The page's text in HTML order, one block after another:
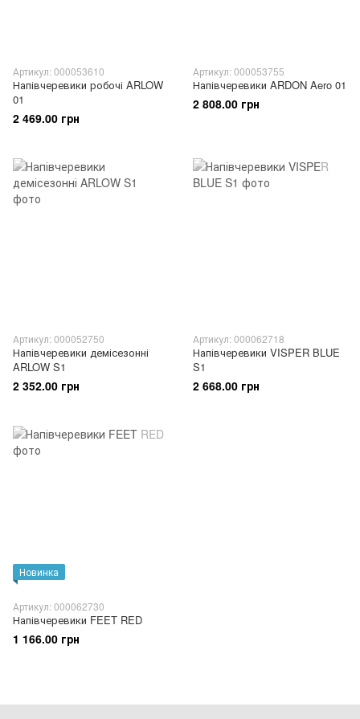
Артикул: 000053610
Напівчеревики робочі ARLOW
01
2 469.00 грн
Артикул: 000053755
Напівчеревики ARDON Aero 01
2 808.00 грн
Артикул: 000052750
Напівчеревики демісезонні
ARLOW S1
2 352.00 грн
Артикул: 000062718
Напівчеревики VISPER BLUE
S1
2 668.00 грн
Новинка
Артикул: 000062730
Напівчеревики FEET RED
1 166.00 грн